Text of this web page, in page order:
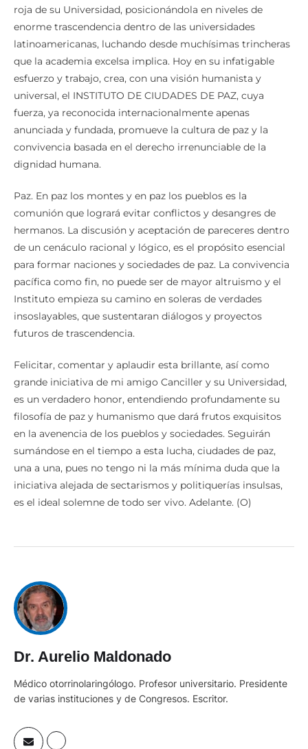
roja de su Universidad, posicionándola en niveles de
enorme trascendencia dentro de las universidades
latinoamericanas, luchando desde muchísimas trincheras
que la academia excelsa implica. Hoy en su infatigable
esfuerzo y trabajo, crea, con una visión humanista y
universal, el INSTITUTO DE CIUDADES DE PAZ, cuya
fuerza, ya reconocida internacionalmente apenas
anunciada y fundada, promueve la cultura de paz y la
convivencia basada en el derecho irrenunciable de la
dignidad humana.
Paz. En paz los montes y en paz los pueblos es la
comunión que logrará evitar conflictos y desangres de
hermanos. La discusión y aceptación de pareceres dentro
de un cenáculo racional y lógico, es el propósito esencial
para formar naciones y sociedades de paz. La convivencia
pacífica como fin, no puede ser de mayor altruismo y el
Instituto empieza su camino en soleras de verdades
insoslayables, que sustentaran diálogos y proyectos
futuros de trascendencia.
Felicitar, comentar y aplaudir esta brillante, así como
grande iniciativa de mi amigo Canciller y su Universidad,
es un verdadero honor, entendiendo profundamente su
filosofía de paz y humanismo que dará frutos exquisitos
en la avenencia de los pueblos y sociedades. Seguirán
sumándose en el tiempo a esta lucha, ciudades de paz,
una a una, pues no tengo ni la más mínima duda que la
iniciativa alejada de sectarismos y politiquerías insulsas,
es el ideal solemne de todo ser vivo. Adelante. (O)
Dr. Aurelio Maldonado
Médico otorrinolaringólogo. Profesor universitario. Presidente
de varias instituciones y de Congresos. Escritor.